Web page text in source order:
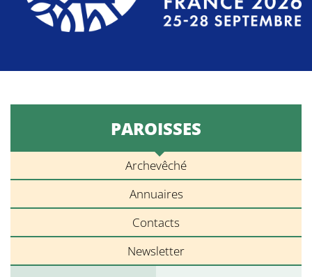
PAROISSES
Archevêché
Annuaires
Contacts
Newsletter